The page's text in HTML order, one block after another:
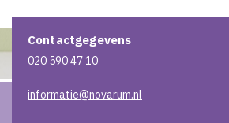
Contactgegevens
020 590 47 10
informatie@novarum.nl